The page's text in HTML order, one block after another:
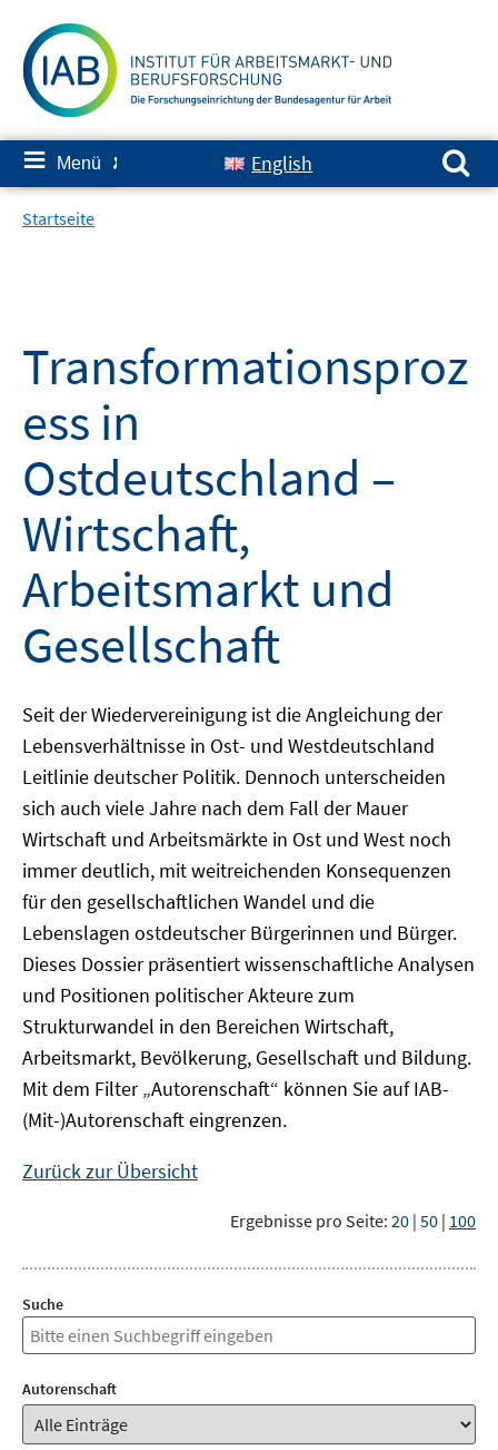
zum
Inhalt
≡ Menü ✘ English
Suchen nach:
Startseite
Transformationsproz
ess in
Ostdeutschland –
Wirtschaft,
Arbeitsmarkt und
Gesellschaft
Seit der Wiedervereinigung ist die Angleichung der
Lebensverhältnisse in Ost- und Westdeutschland
Leitlinie deutscher Politik. Dennoch unterscheiden
sich auch viele Jahre nach dem Fall der Mauer
Wirtschaft und Arbeitsmärkte in Ost und West noch
immer deutlich, mit weitreichenden Konsequenzen
für den gesellschaftlichen Wandel und die
Lebenslagen ostdeutscher Bürgerinnen und Bürger.
Dieses Dossier präsentiert wissenschaftliche Analysen
und Positionen politischer Akteure zum
Strukturwandel in den Bereichen Wirtschaft,
Arbeitsmarkt, Bevölkerung, Gesellschaft und Bildung.
Mit dem Filter „Autorenschaft“ können Sie auf IAB-
(Mit-)Autorenschaft eingrenzen.
Zurück zur Übersicht
Ergebnisse pro Seite: 20 | 50 | 100
Suche
Autorenschaft